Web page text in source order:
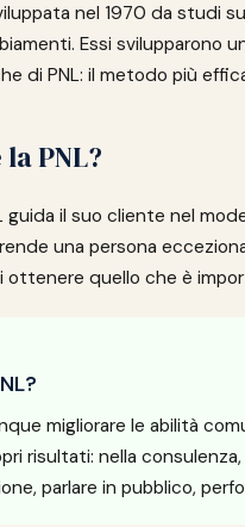
nel 1970 da studi
Essi svilupparono
di PNL: il metodo più
PNL?
guida il suo cliente nel
una persona
ottenere quello che è
migliorare le abilità
risultati: nella
parlare in pubblico,